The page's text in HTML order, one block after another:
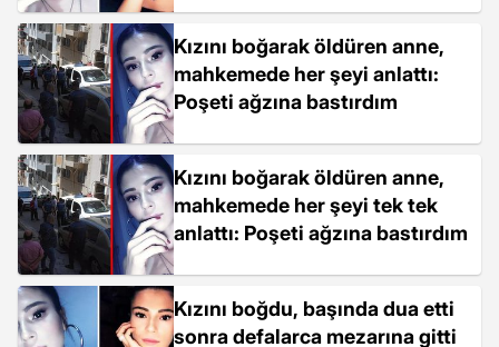
Kızını boğarak öldüren anne,
mahkemede her şeyi anlattı:
Poşeti ağzına bastırdım
Kızını boğarak öldüren anne,
mahkemede her şeyi tek tek
anlattı: Poşeti ağzına bastırdım
Kızını boğdu, başında dua etti
sonra defalarca mezarına gitti